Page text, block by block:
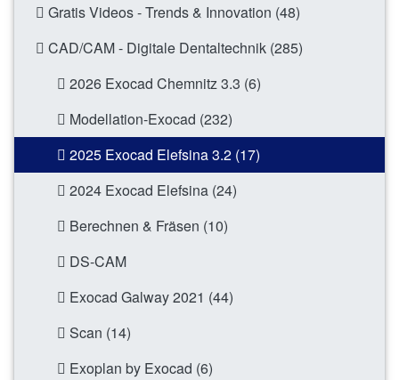
Gratis Videos - Trends & Innovation (48)
CAD/CAM - Digitale Dentaltechnik (285)
2026 Exocad Chemnitz 3.3 (6)
Modellation-Exocad (232)
2025 Exocad Elefsina 3.2 (17)
2024 Exocad Elefsina (24)
Berechnen & Fräsen (10)
DS-CAM
Exocad Galway 2021 (44)
Scan (14)
Exoplan by Exocad (6)